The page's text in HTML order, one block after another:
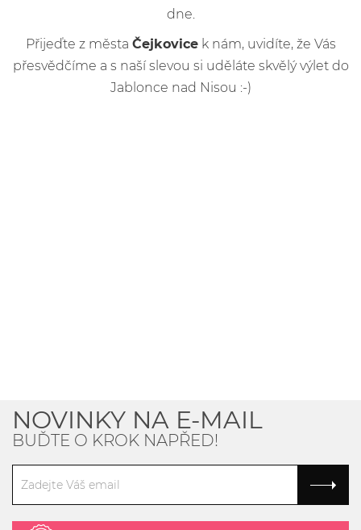
dne.
Přijeďte z města Čejkovicek nám, uvidíte, že Vás
přesvědčíme a s naší slevou si uděláte skvělý výlet do
Jablonce nad Nisou :-)
NOVINKY NA E-MAIL
BUĎTE O KROK NAPŘED!